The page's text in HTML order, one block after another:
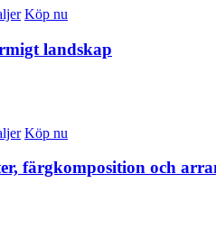
Köp nu
landskap
Köp nu
färgkomposition och